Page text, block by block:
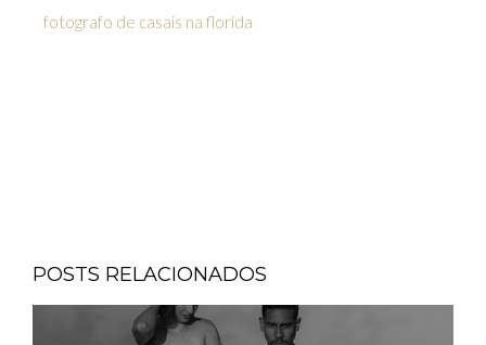
fotografo de casais na florida
POSTS RELACIONADOS